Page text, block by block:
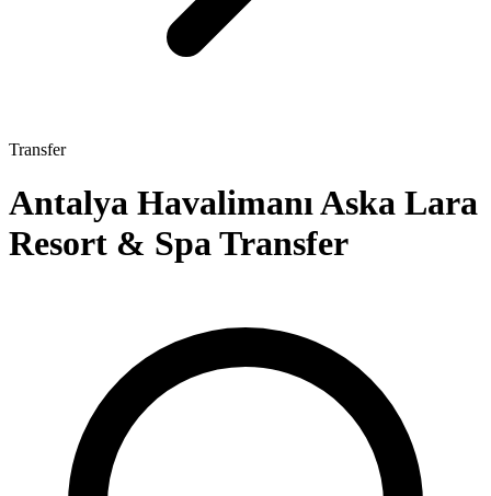
Transfer
Antalya Havalimanı Aska Lara
Resort & Spa Transfer